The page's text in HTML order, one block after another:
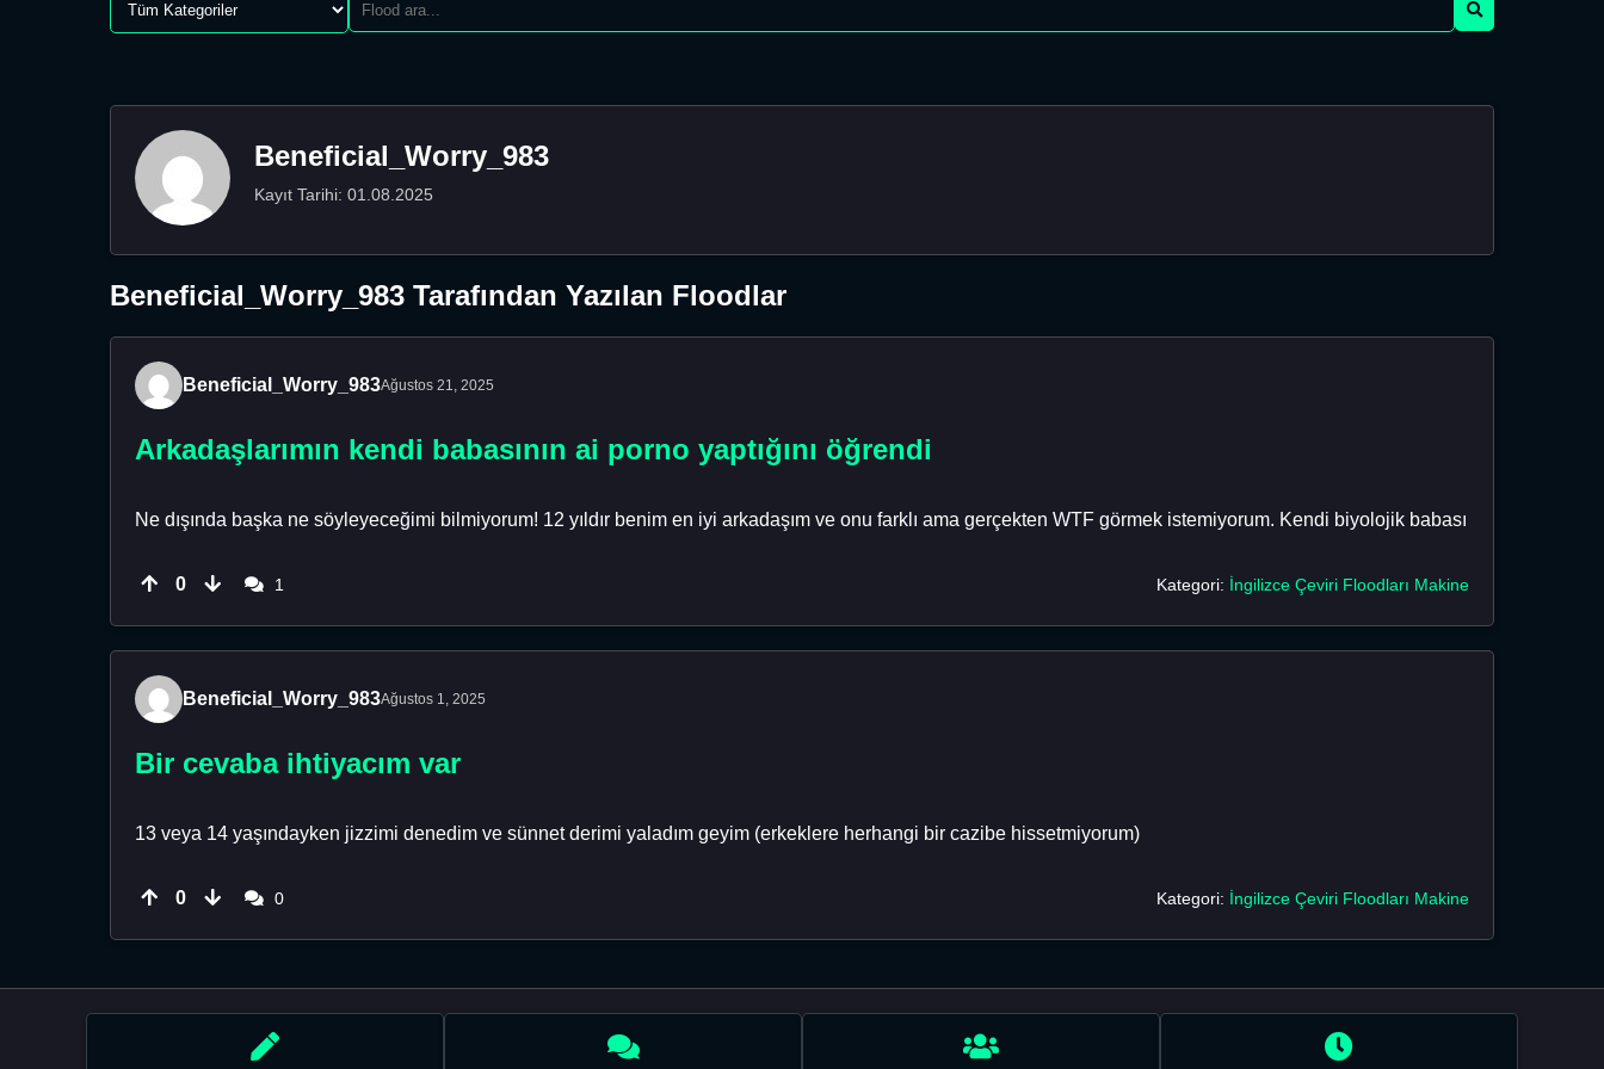
Beneficial_Worry_983
Kayıt Tarihi: 01.08.2025
Beneficial_Worry_983 Tarafından Yazılan Floodlar
Beneficial_Worry_983Ağustos 21, 2025
Arkadaşlarımın kendi babasının ai porno yaptığını öğrendi
Ne dışında başka ne söyleyeceğimi bilmiyorum! 12 yıldır benim en iyi arkadaşım ve onu farklı ama gerçekten WTF görmek istemiyorum. Kendi biyolojik babası
0 1 Kategori: İngilizce Çeviri Floodları Makine
Beneficial_Worry_983Ağustos 1, 2025
Bir cevaba ihtiyacım var
13 veya 14 yaşındayken jizzimi denedim ve sünnet derimi yaladım geyim (erkeklere herhangi bir cazibe hissetmiyorum)
0 0 Kategori: İngilizce Çeviri Floodları Makine